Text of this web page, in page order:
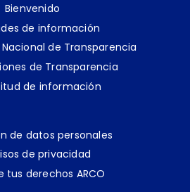
Bienvenido
de información
de Transparencia
de Transparencia
de información
de datos personales
de privacidad
tus derechos ARCO